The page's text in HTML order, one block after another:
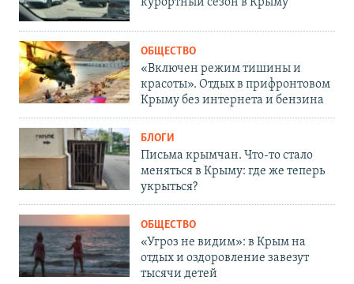
ОБЩЕСТВО
«Включен режим тишины и
красоты». Отдых в прифронтовом
Крыму без интернета и бензина
БЛОГИ
Письма крымчан. Что-то стало
меняться в Крыму: где же теперь
укрыться?
ОБЩЕСТВО
«Угроз не видим»: в Крым на
отдых и оздоровление завезут
тысячи детей